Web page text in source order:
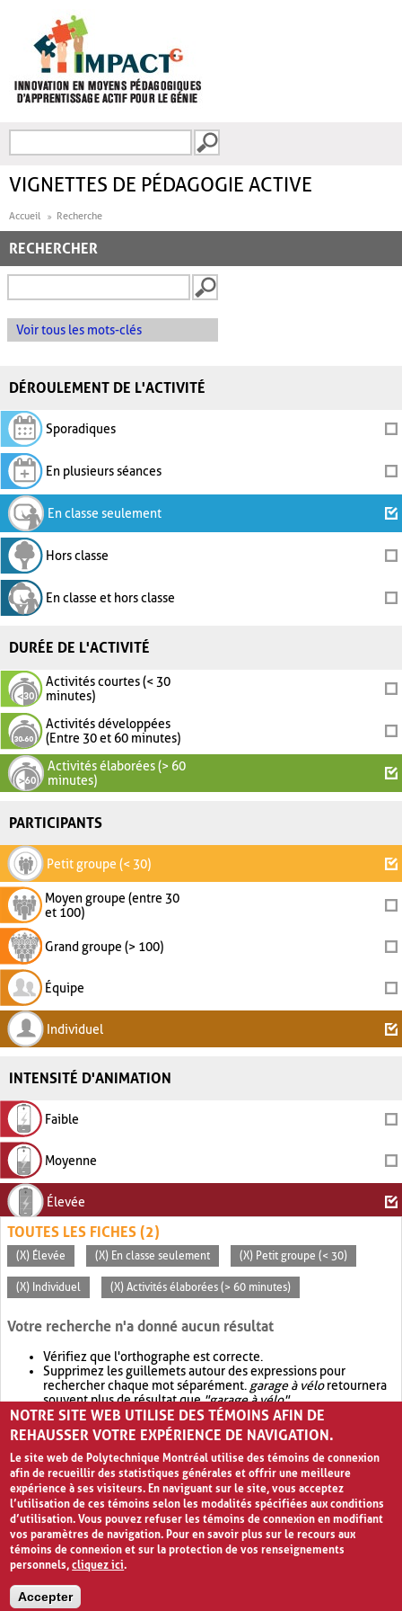
FORMULAIRE DE
VIGNETTES DE PÉDAGOGIE ACTIVE
Accueil Recherche
RECHERCHER
Voir tous les mots-clés
DÉROULEMENT DE L'ACTIVITÉ
Sporadiques
En plusieurs séances
En classe seulement
Hors classe
En classe et hors classe
DURÉE DE L'ACTIVITÉ
Activités courtes (< 30
minutes)
Activités développées
(Entre 30 et 60 minutes)
Activités élaborées (> 60
minutes)
PARTICIPANTS
Petit groupe (< 30)
Moyen groupe (entre 30
et 100)
Grand groupe (> 100)
Équipe
Individuel
INTENSITÉ D'ANIMATION
Faible
Moyenne
Élevée
TOUTES LES FICHES (2)
(X) Élevée (X) En classe seulement (X) Petit groupe (< 30)
(X) Individuel (X) Activités élaborées (> 60 minutes)
Votre recherche n'a donné aucun résultat
Vérifiez que l'orthographe est correcte.
Supprimez les guillemets autour des expressions pour
rechercher chaque mot séparément. garage à véloretournera
souvent plus de résultat que"garage à vélo".
Envisagez d'élargir votre recherche avec OR.garage OR vélo
retournera souvent plus de résultat quegarage à vélo
NOTRE SITE WEB UTILISE DES TÉMOINS AFIN DE
REHAUSSER VOTRE EXPÉRIENCE DE NAVIGATION.
Le site web de Polytechnique Montréal utilise des témoins de connexion
afin de recueillir des statistiques générales et offrir une meilleure
expérience à ses visiteurs. En naviguant sur le site, vous acceptez
l’utilisation de ces témoins selon les modalités spécifiées aux conditions
d’utilisation. Vous pouvez refuser les témoins de connexion en modifiant
vos paramètres de navigation. Pour en savoir plus sur le recours aux
témoins de connexion et sur la protection de vos renseignements
personnels,cliquez ici.
Accepter